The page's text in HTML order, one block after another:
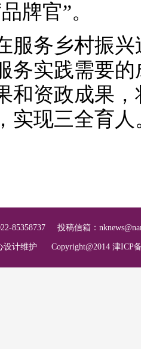
牌官”。
务乡村振兴
务实践需要
和资政成果
实现三全育人
85358737 投稿信箱：
设计维护 Copyright@2014 津ICP